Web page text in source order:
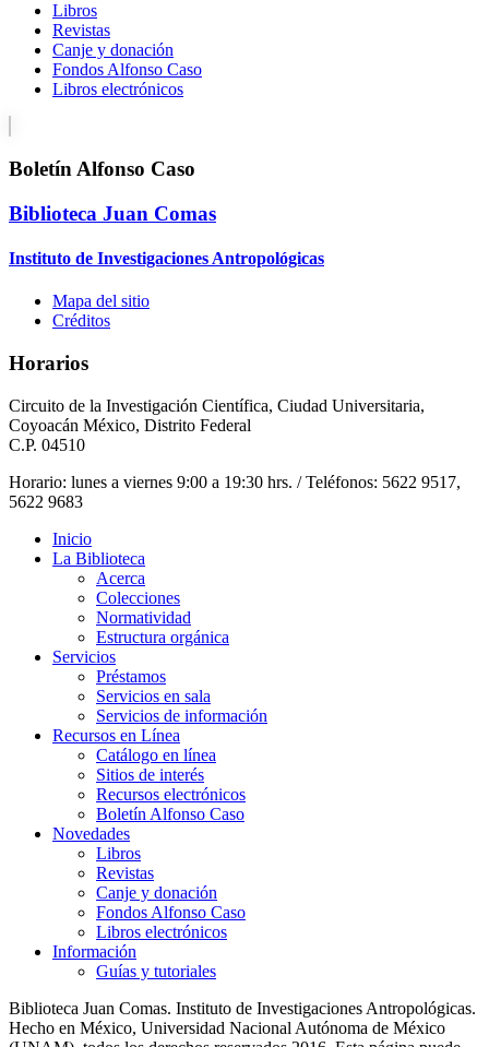
Libros
Revistas
Canje y donación
Fondos Alfonso Caso
Libros electrónicos
Boletín Alfonso Caso
Biblioteca Juan Comas
Instituto de Investigaciones Antropológicas
Mapa del sitio
Créditos
Horarios
Circuito de la Investigación Científica, Ciudad Universitaria,
Coyoacán México, Distrito Federal
C.P. 04510
Horario: lunes a viernes 9:00 a 19:30 hrs. / Teléfonos: 5622 9517,
5622 9683
Inicio
La Biblioteca
Acerca
Colecciones
Normatividad
Estructura orgánica
Servicios
Préstamos
Servicios en sala
Servicios de información
Recursos en Línea
Catálogo en línea
Sitios de interés
Recursos electrónicos
Boletín Alfonso Caso
Novedades
Libros
Revistas
Canje y donación
Fondos Alfonso Caso
Libros electrónicos
Información
Guías y tutoriales
Biblioteca Juan Comas. Instituto de Investigaciones Antropológicas.
Hecho en México, Universidad Nacional Autónoma de México